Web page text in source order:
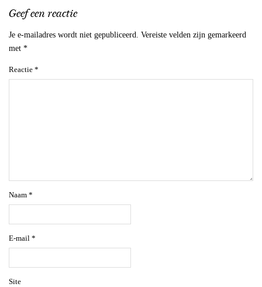
Geef een reactie
Je e-mailadres wordt niet gepubliceerd. Vereiste velden zijn gemarkeerd
met *
Reactie *
Naam *
E-mail *
Site